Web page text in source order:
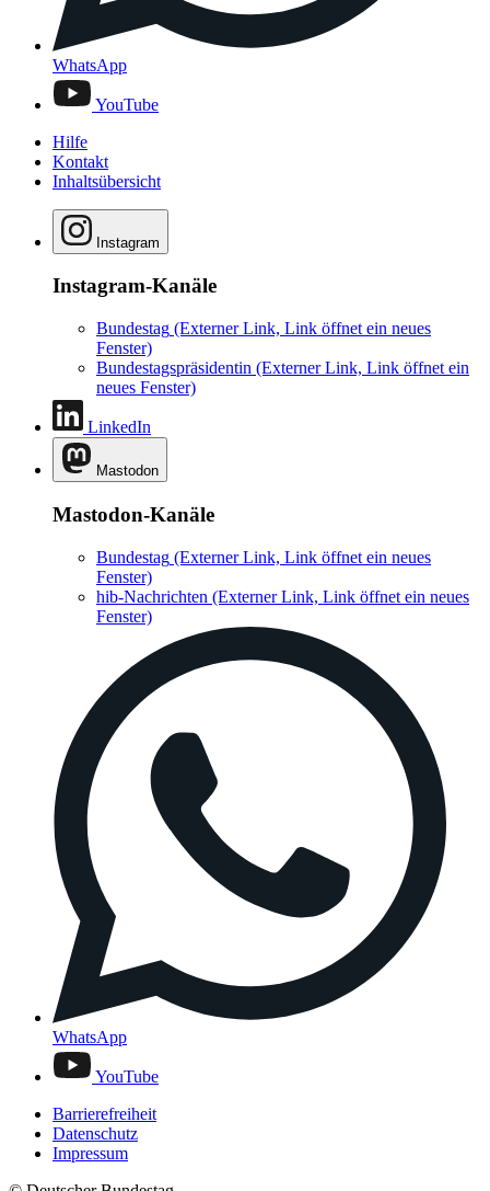
WhatsApp
YouTube
Hilfe
Kontakt
Inhaltsübersicht
Instagram
Instagram-Kanäle
Bundestag (Externer Link, Link öffnet ein neues
Fenster)
Bundestagspräsidentin (Externer Link, Link öffnet ein
neues Fenster)
LinkedIn
Mastodon
Mastodon-Kanäle
Bundestag (Externer Link, Link öffnet ein neues
Fenster)
hib-Nachrichten (Externer Link, Link öffnet ein neues
Fenster)
WhatsApp
YouTube
Barrierefreiheit
Datenschutz
Impressum